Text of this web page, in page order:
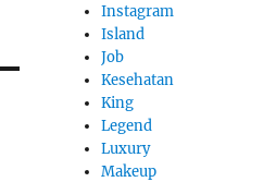
Instagram
Island
Job
Kesehatan
King
Legend
Luxury
Makeup